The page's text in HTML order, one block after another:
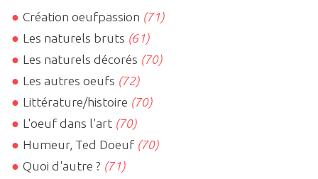
Création oeufpassion (71)
Les naturels bruts (61)
Les naturels décorés (70)
Les autres oeufs (72)
Littérature/histoire (70)
L'oeuf dans l'art (70)
Humeur, Ted Doeuf (70)
Quoi d'autre ? (71)